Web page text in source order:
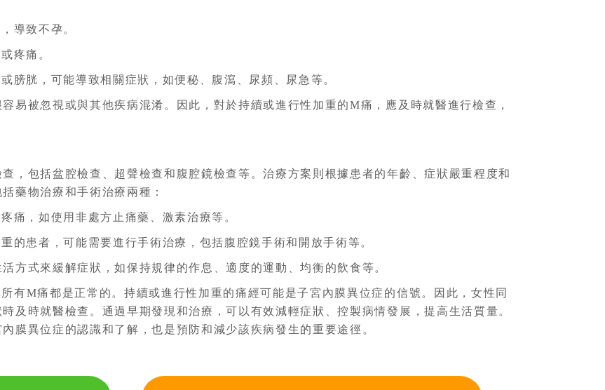
導致不孕。
疼痛。
膀胱，可能導致相關症狀，如便秘、腹瀉、尿頻、尿急等。
易被忽視或與其他疾病混淆。因此，對於持續或進行性加重的M痛，應及時就醫進行檢查，
，包括盆腔檢查、超聲檢查和腹腔鏡檢查等。治療方案則根據患者的年齡、症狀嚴重程度和
藥物治療和手術治療兩種：
痛，如使用非處方止痛藥、激素治療等。
的患者，可能需要進行手術治療，包括腹腔鏡手術和開放手術等。
方式來緩解症狀，如保持規律的作息、適度的運動、均衡的飲食等。
有M痛都是正常的。持續或進行性加重的痛經可能是子宮內膜異位症的信號。因此，女性同
及時就醫檢查。通過早期發現和治療，可以有效減輕症狀、控製病情發展，提高生活質量。
膜異位症的認識和了解，也是預防和減少該疾病發生的重要途徑。